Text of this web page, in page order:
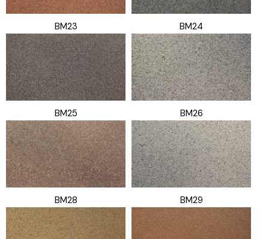
BM23 BM24
BM25 BM26
BM28 BM29